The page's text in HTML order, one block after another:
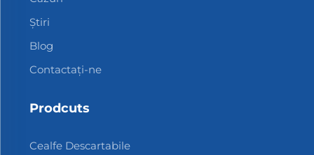
Știri
Blog
Contactați-ne
Prodcuts
Cealfe Descartabile